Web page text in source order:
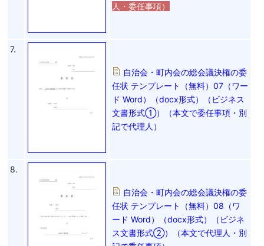
人・委任事項）
7.
自治会・町内会の総会議決権の委
任状 テンプレート（無料）07（ワー
ド Word）（docx形式）（ビジネス
文書形式①）（本文で委任事項・別
記で代理人）
8.
自治会・町内会の総会議決権の委
任状 テンプレート（無料）08（ワ
ード Word）（docx形式）（ビジネ
ス文書形式②）（本文で代理人・別